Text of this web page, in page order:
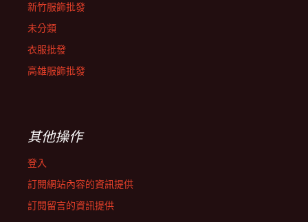
新竹服飾批發
未分類
衣服批發
高雄服飾批發
其他操作
登入
訂閱網站內容的資訊提供
訂閱留言的資訊提供